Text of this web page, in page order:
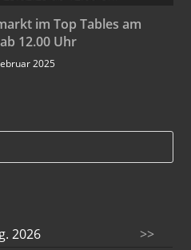
im Top Tables am
12.00 Uhr
2025
2026 >>